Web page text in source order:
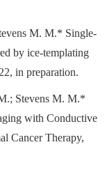
M. M.* Single-
by ice-templating
in preparation.
Stevens M. M.*
with Conductive
Cancer Therapy,